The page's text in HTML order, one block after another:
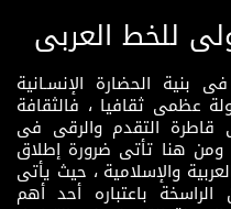
للخط العربى
الحضارة الإنسـانية
عظمى ثقافيا ، فالثقافة
التقدم والرقى فى
ومن هنا تأتى ضرورة إطلاق
والإسلامية ، حيث يأتى
باعتباره أحد أهم